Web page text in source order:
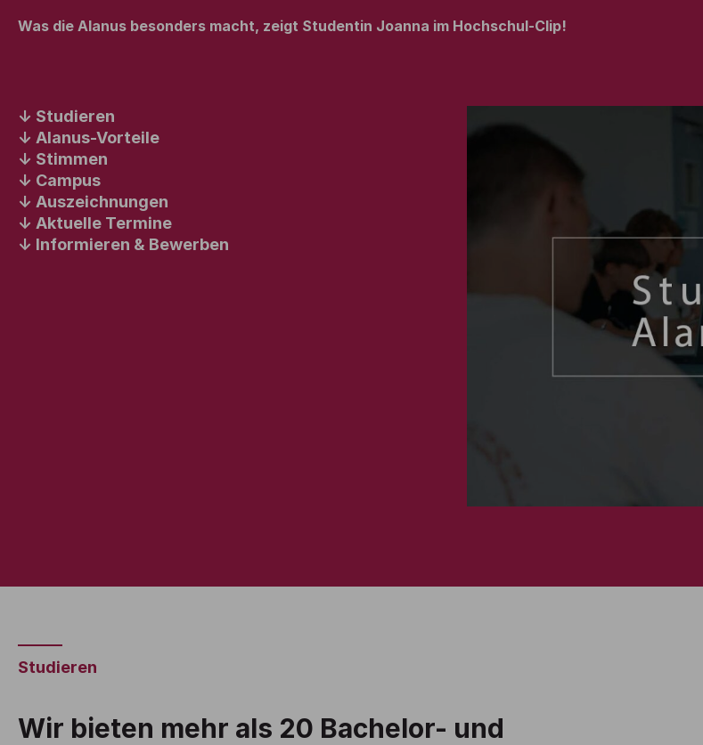
Was die Alanus besonders macht, zeigt Studentin Joanna im Hochschul-Clip!
Studieren
Alanus-Vorteile
Stimmen
Campus
Auszeichnungen
Aktuelle Termine
Informieren & Bewerben
Studieren
Wir bieten mehr als 20 Bachelor- und